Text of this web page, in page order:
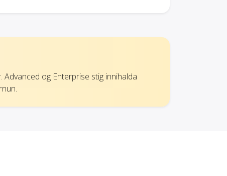
og Enterprise stig innihalda